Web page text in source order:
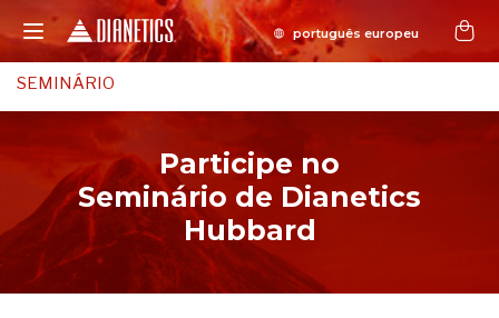
SEMINÁRIO
Participe no
Seminário de Dianetics
Hubbard